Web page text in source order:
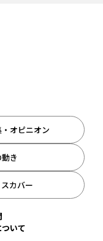
オピニオン
き
カバー
いて